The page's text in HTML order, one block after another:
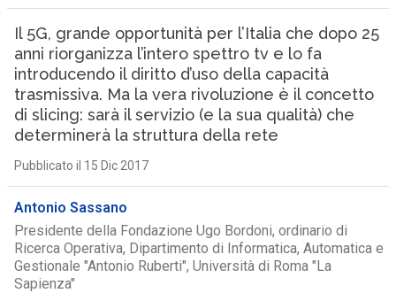
Il 5G, grande opportunità per l’Italia che dopo 25
anni riorganizza l’intero spettro tv e lo fa
introducendo il diritto d’uso della capacità
trasmissiva. Ma la vera rivoluzione è il concetto
di slicing: sarà il servizio (e la sua qualità) che
determinerà la struttura della rete
Pubblicato il 15 Dic 2017
Antonio Sassano
Presidente della Fondazione Ugo Bordoni, ordinario di
Ricerca Operativa, Dipartimento di Informatica, Automatica e
Gestionale "Antonio Ruberti", Università di Roma "La
Sapienza"